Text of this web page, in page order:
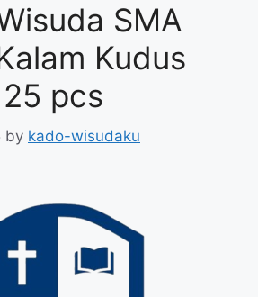
SMA
Kudus
pcs
by kado-wisudaku